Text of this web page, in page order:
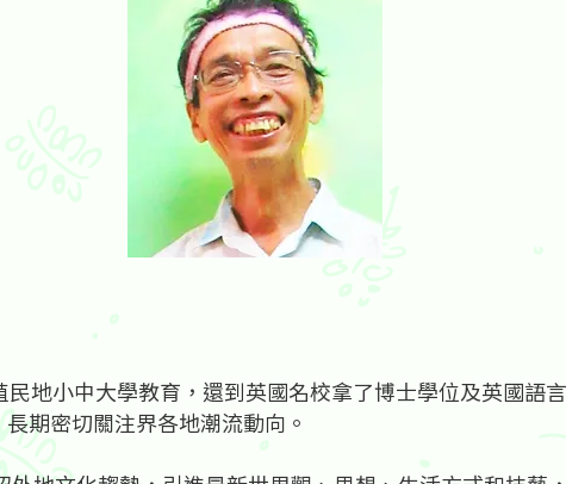
地小中大學教育，還到英國名校拿了博士學位及英國語
期密切關注界各地潮流動向。